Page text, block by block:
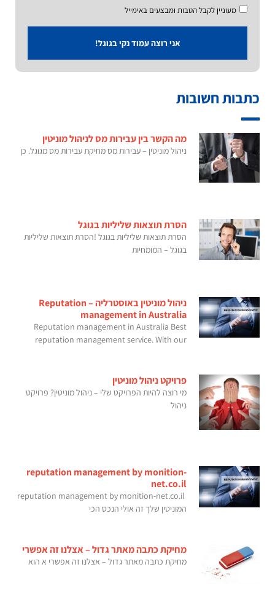
מעוניין לקבל הטבות ומבצעים באימייל
אני רוצה עמוד נקי בגוגל!
כתבות חשובות
מה הקשר בין עבירות מס לניהול מוניטין
ניהול מוניטין – עבירות מס מחיקת עבירות מס מגוגל. כן
הסרת תוצאות שליליות בגוגל
הסרת תוצאות שליליות בגוגל !הסרת תוצאות שליליות
בגוגל – המומחיות
ניהול מוניטין באוסטרליה – Reputation
management in Australia
Reputation management in Australia Best
reputation management service. With our
פרויקט ניהול מוניטין
מי רוצה להיות הפרויקט שלי – ניהול מוניטין? פרויקט
ניהול
reputation management by monition-
net.co.il
reputation management by monition-net.co.il
המוניטין שלך זה אולי הנכס הכי
מחיקת כתבה מאתר גדול – אצלנו זה אפשרי
מחיקת כתבה מאתר גדול – אצלנו זה אפשרי א הוא